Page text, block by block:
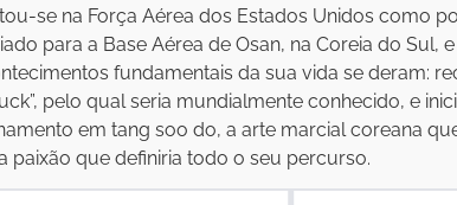
se na Força Aérea dos Estados Unidos como
para a Base Aérea de Osan, na Coreia do Sul,
fundamentais da sua vida se deram:
pelo qual seria mundialmente conhecido, e
em tang soo do, a arte marcial coreana
paixão que definiria todo o seu percurso.